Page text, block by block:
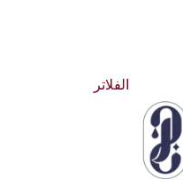
الفلاتر